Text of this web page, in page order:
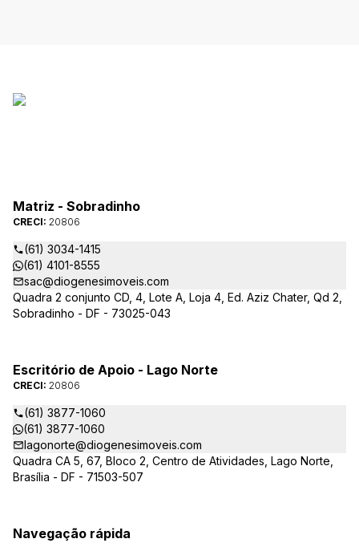
Matriz - Sobradinho
CRECI: 20806
(61) 3034-1415
(61) 4101-8555
sac@diogenesimoveis.com
Quadra 2 conjunto CD, 4, Lote A, Loja 4, Ed. Aziz Chater, Qd 2,
Sobradinho - DF - 73025-043
Escritório de Apoio - Lago Norte
CRECI: 20806
(61) 3877-1060
(61) 3877-1060
lagonorte@diogenesimoveis.com
Quadra CA 5, 67, Bloco 2, Centro de Atividades, Lago Norte,
Brasília - DF - 71503-507
Navegação rápida